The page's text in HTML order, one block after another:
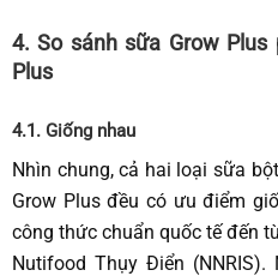
4. So sánh sữa Grow Plus
Plus
4.1. Giống nhau
Nhìn chung, cả hai loại sữa
Grow Plusđều có ưu điểm
công thức chuẩn quốc tế đến
Nutifood Thụy Điển